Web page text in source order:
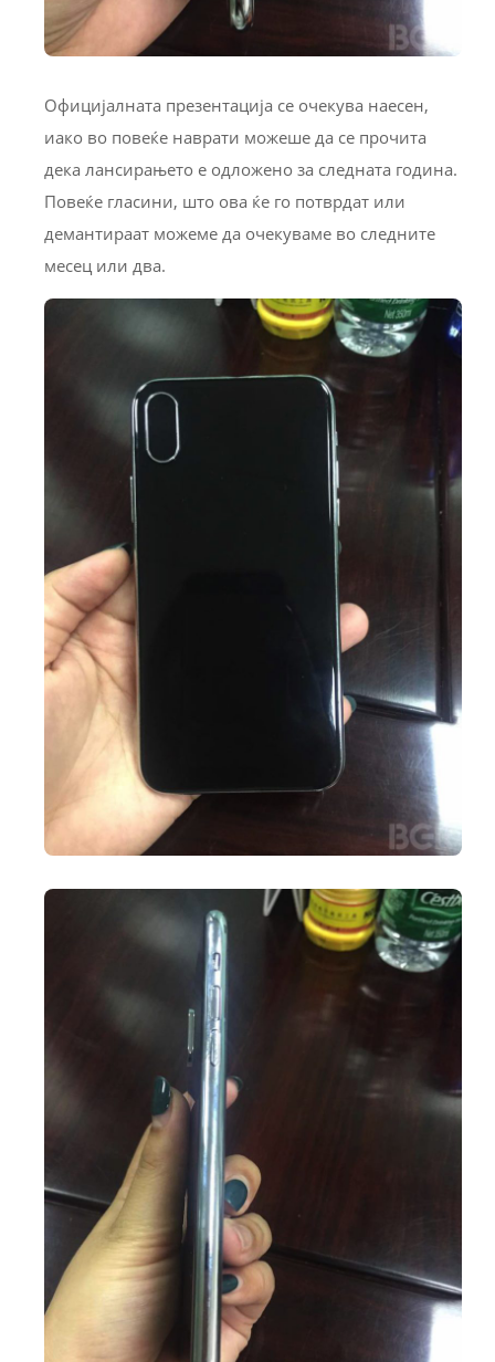
Официјалната презентација се очекува наесен,
иако во повеќе наврати можеше да се прочита
дека лансирањето е одложено за следната година.
Повеќе гласини, што ова ќе го потврдат или
демантираат можеме да очекуваме во следните
месец или два.